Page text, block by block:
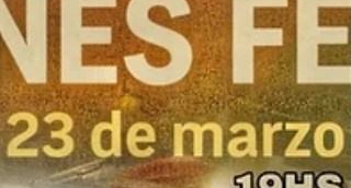
Todos los lunes de 19 a 22 hs por la
Dubtronik.